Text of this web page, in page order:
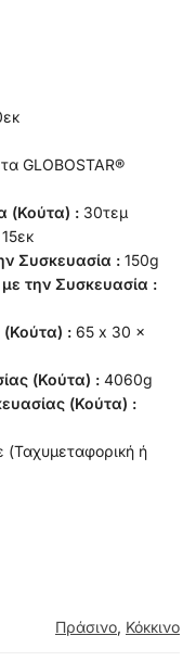
GLOBOSTAR®
(Κούτα) : 30τεμ
Συσκευασία : 150g
την Συσκευασία :
(Κούτα) : 65 x 30 x
(Κούτα) : 4060g
(Κούτα) :
(Ταχυμεταφορική ή
Πράσινο, Κόκκινο